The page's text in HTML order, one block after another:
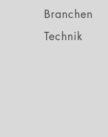
Branchen
Technik